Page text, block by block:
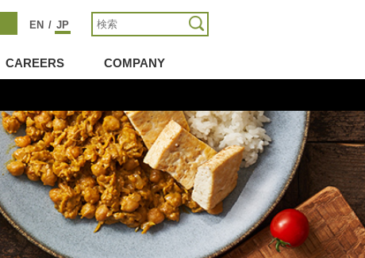
EN / JP
CAREERS COMPANY